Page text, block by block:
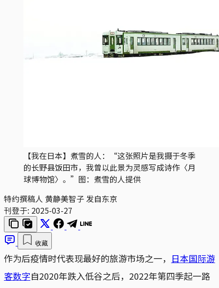
【我在日本】煮雪的人：“这张照片是我摄于冬季
的长野县饭田市，我曾以此景为灵感写成诗作〈月
球博物馆〉。”图：煮雪的人提供
特约撰稿人 黄静美智子 发自东京
刊登于: 2025-03-27
收藏
作为后疫情时代表现最好的旅游市场之一， 日本国际游
客数字自2020年跌入低谷之后，2022年第四季起一路